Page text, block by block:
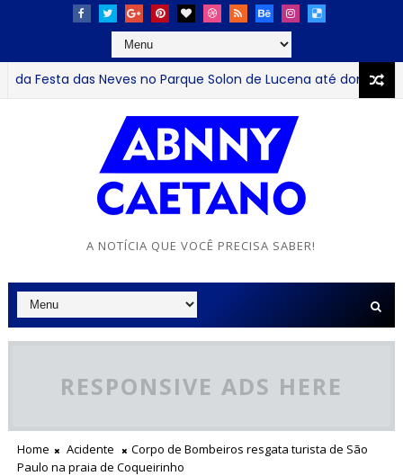
das Neves no Parque Solon de Lucena até domingo
A NOTÍCIA QUE VOCÊ PRECISA SABER!
RESPONSIVE ADS HERE
Home Acidente
Corpo de Bombeiros resgata turista de São
Paulo na praia de Coqueirinho